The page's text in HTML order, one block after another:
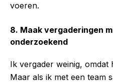
voeren.
8. Maak vergaderingen
onderzoekend
Ik vergader weinig, omdat
Maar als ik met een team